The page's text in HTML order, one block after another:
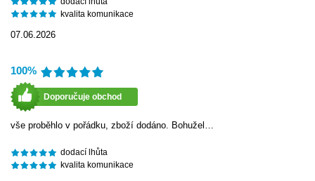
kvalita komunikace
07.06.2026
100%
Doporučuje obchod
vše proběhlo v pořádku, zboží dodáno. Bohužel…
dodací lhůta
kvalita komunikace